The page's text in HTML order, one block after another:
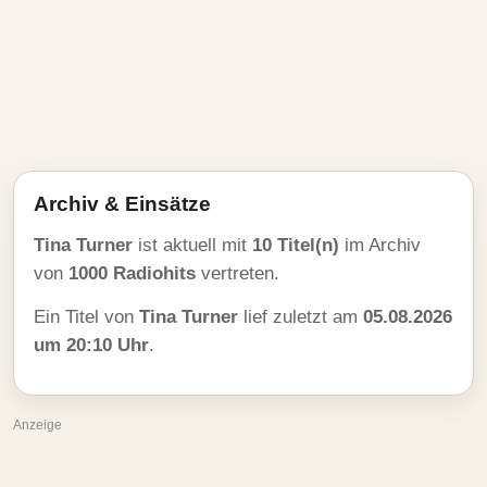
Archiv & Einsätze
Tina Turner ist aktuell mit 10 Titel(n) im Archiv
von 1000 Radiohits vertreten.
Ein Titel von Tina Turner lief zuletzt am 05.08.2026
um 20:10 Uhr.
Anzeige